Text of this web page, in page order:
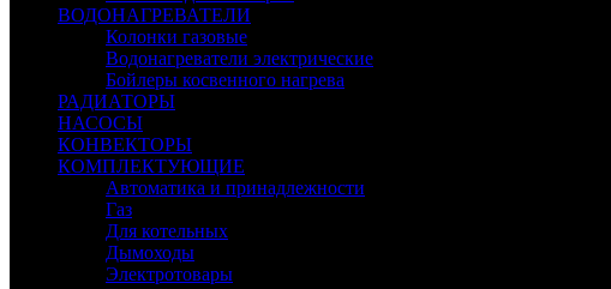
ВОДОНАГРЕВАТЕЛИ
Колонки газовые
Водонагреватели электрические
Бойлеры косвенного нагрева
РАДИАТОРЫ
НАСОСЫ
КОНВЕКТОРЫ
КОМПЛЕКТУЮЩИЕ
Автоматика и принадлежности
Газ
Для котельных
Дымоходы
Электротовары